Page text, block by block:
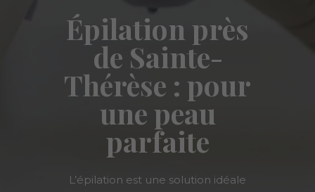
Épilation près
de Sainte-
Thérèse : pour
une peau
parfaite
L’épilation est une solution idéale